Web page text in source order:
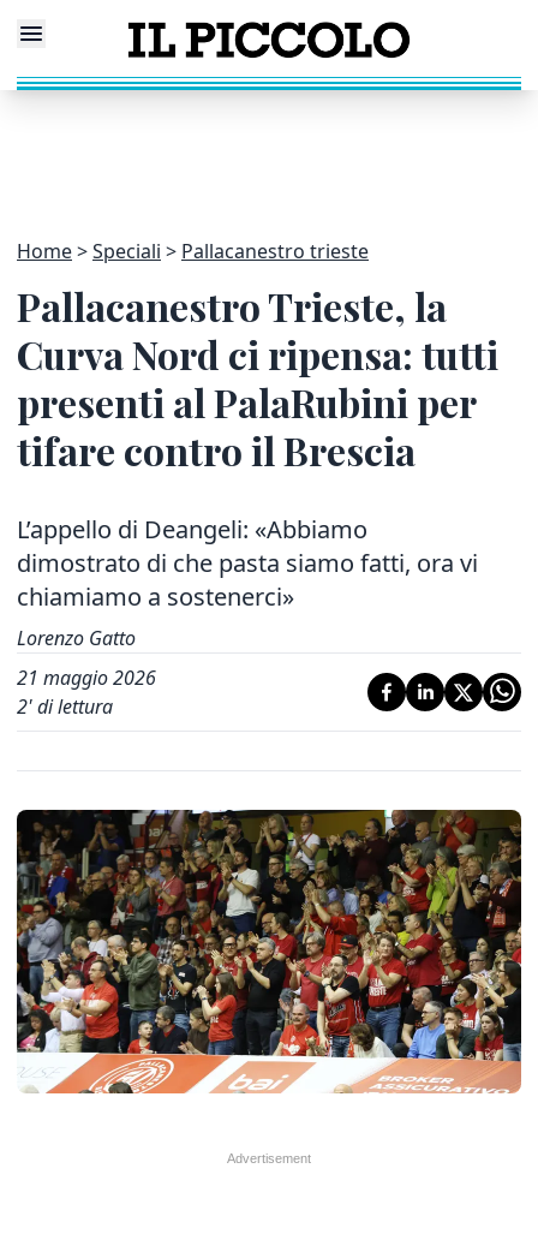
Home Speciali Pallacanestro trieste
Pallacanestro Trieste, la
Curva Nord ci ripensa: tutti
presenti al PalaRubini per
tifare contro il Brescia
L’appello di Deangeli: «Abbiamo
dimostrato di che pasta siamo fatti, ora vi
chiamiamo a sostenerci»
Lorenzo Gatto
21 maggio 2026
2' di lettura